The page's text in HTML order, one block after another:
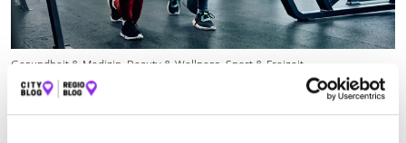
Gesundheit & Medizin, Beauty & Wellness, Sport & Freizeit
10 FITNESSSTUDIOS IM NORDSCHWARZWALD